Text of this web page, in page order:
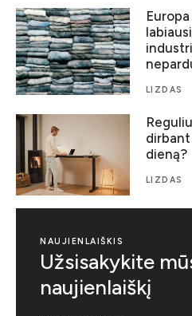
LIZDAS
dieną?
LIZDAS
NAUJIENLAIŠKIS
Užsisakykite
naujienlaiškį